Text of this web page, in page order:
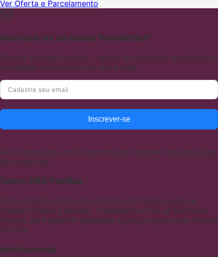
Ver Oferta e Parcelamento
Inscreva-se na nossa Newsletter!
Receba ofertas incríveis, cupons de desconto exclusivos e
novidades diretamente no seu e-mail.
Inscrever-se
Ao se inscrever, você concorda em receber comunicações
de nossa loja.
Sobre ABC Fraldas
Somos distribuidores de produtos de higiene pessoal,
fraldas infantis e adultas. Trabalhamos com as melhores
marcas para garantir qualidade e preços justos aos nossos
clientes
Institucional